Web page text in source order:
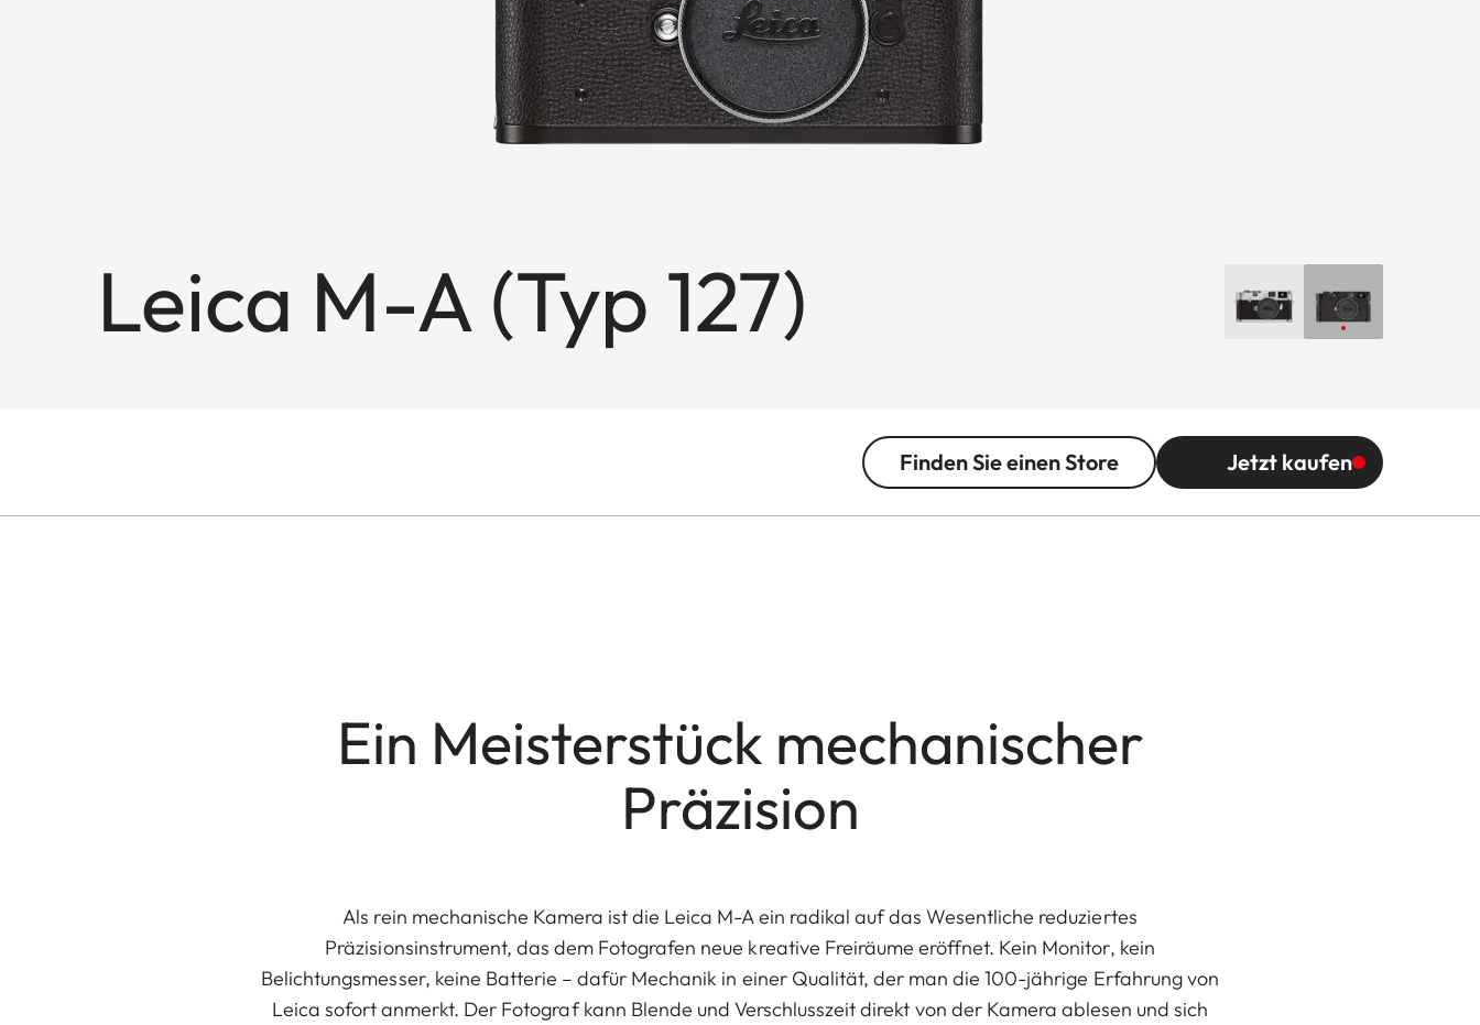
Leica M-A (Typ 127)
Finden Sie einen Store Jetzt kaufen
Ein Meisterstück mechanischer
Präzision
Als rein mechanische Kamera ist die Leica M-A ein radikal auf das Wesentliche reduziertes
Präzisionsinstrument, das dem Fotografen neue kreative Freiräume eröffnet. Kein Monitor, kein
Belichtungsmesser, keine Batterie – dafür Mechanik in einer Qualität, der man die 100-jährige Erfahrung von
Leica sofort anmerkt. Der Fotograf kann Blende und Verschlusszeit direkt von der Kamera ablesen und sich